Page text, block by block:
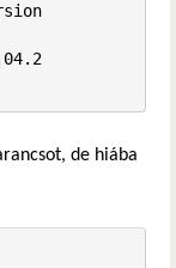
de hiába